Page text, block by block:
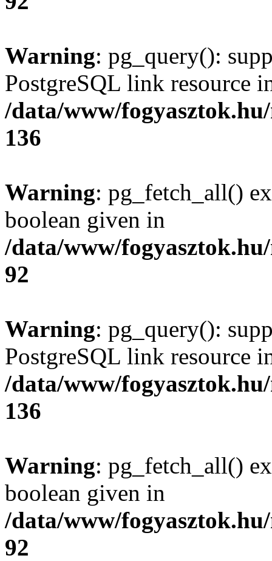
Warning: pg_query():
PostgreSQL link resource
/data/www/
136
Warning: pg_fetch_all()
boolean given in
/data/www/
92
Warning: pg_query():
PostgreSQL link resource
/data/www/
136
Warning: pg_fetch_all()
boolean given in
/data/www/
92